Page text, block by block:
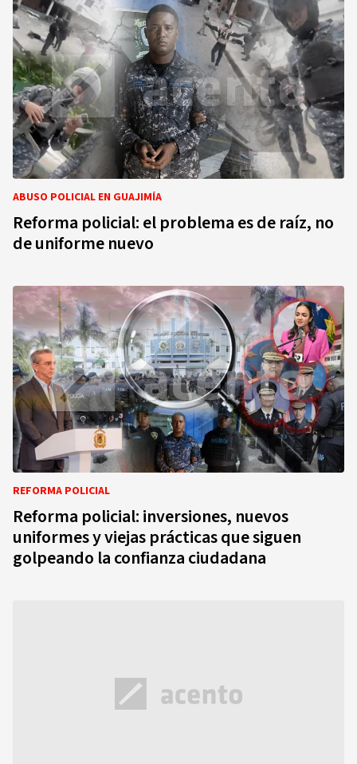
ABUSO POLICIAL EN GUAJIMÍA
Reforma policial: el problema es de raíz, no
de uniforme nuevo
REFORMA POLICIAL
Reforma policial: inversiones, nuevos
uniformes y viejas prácticas que siguen
golpeando la confianza ciudadana